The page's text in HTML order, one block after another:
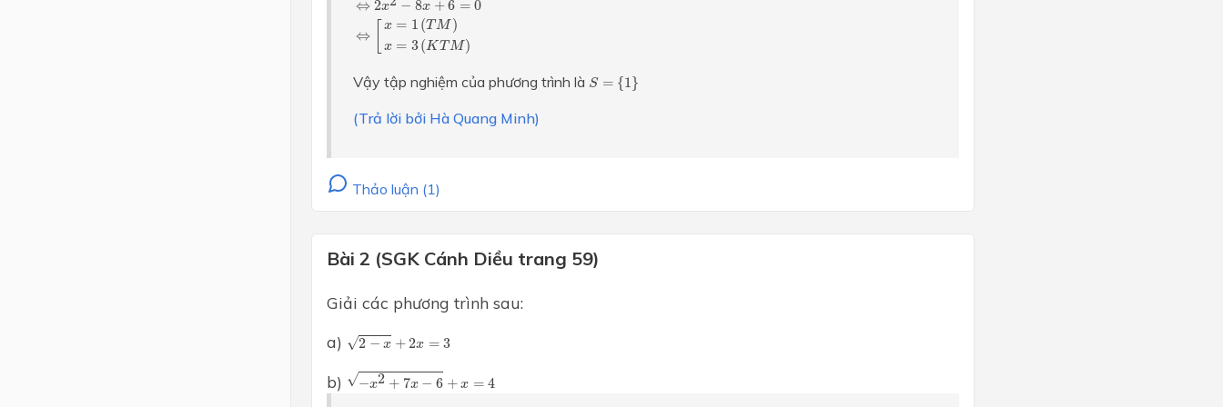
⇔ 2x − 8x +6 = 0
⇔
x = 1 (T M )
x = 3(K T M )
Vậy tập nghiệm của phương trình là S = {1}
S= 1}
(Trả lời bởi Hà Quang Minh)
Thảo luận (1)
Bài 2 (SGK Cánh Diều trang 59)
Giải các phương trình sau:
a) √2 − x +2x = 3
−x+2 = 3
b) √−x2 + 7x − 6 + x = 4
x2+7x−6+x=